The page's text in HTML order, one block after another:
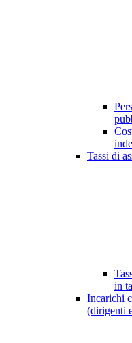
Tassi di
in
Incarichi
(dirigenti